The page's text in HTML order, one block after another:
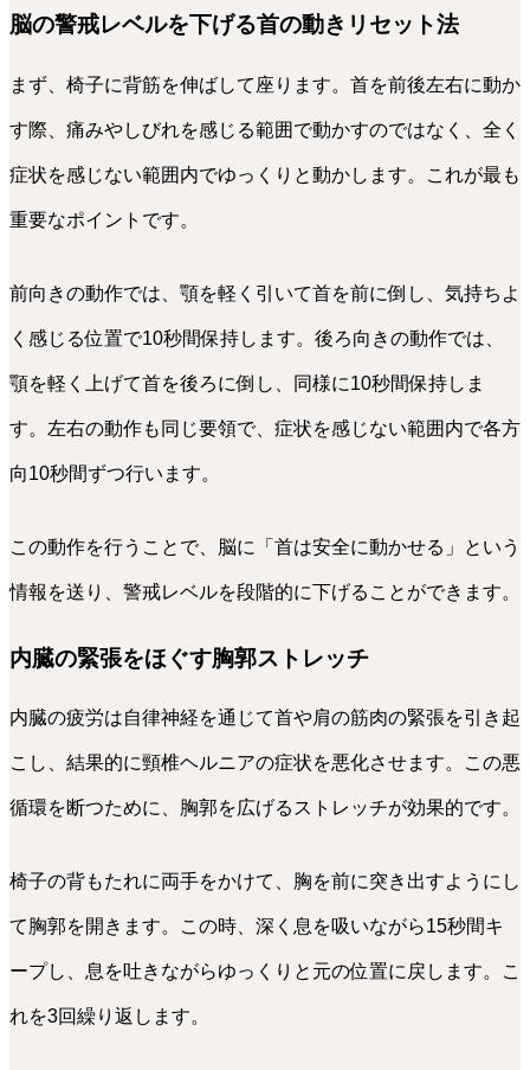
脳の警戒レベルを下げる首の動きリセット法
まず、椅子に背筋を伸ばして座ります。首を前後左右に動か
す際、痛みやしびれを感じる範囲で動かすのではなく、全く
症状を感じない範囲内でゆっくりと動かします。これが最も
重要なポイントです。
前向きの動作では、顎を軽く引いて首を前に倒し、気持ちよ
く感じる位置で10秒間保持します。後ろ向きの動作では、
顎を軽く上げて首を後ろに倒し、同様に10秒間保持しま
す。左右の動作も同じ要領で、症状を感じない範囲内で各方
向10秒間ずつ行います。
この動作を行うことで、脳に「首は安全に動かせる」という
情報を送り、警戒レベルを段階的に下げることができます。
内臓の緊張をほぐす胸郭ストレッチ
内臓の疲労は自律神経を通じて首や肩の筋肉の緊張を引き起
こし、結果的に頸椎ヘルニアの症状を悪化させます。この悪
循環を断つために、胸郭を広げるストレッチが効果的です。
椅子の背もたれに両手をかけて、胸を前に突き出すようにし
て胸郭を開きます。この時、深く息を吸いながら15秒間キ
ープし、息を吐きながらゆっくりと元の位置に戻します。こ
れを3回繰り返します。